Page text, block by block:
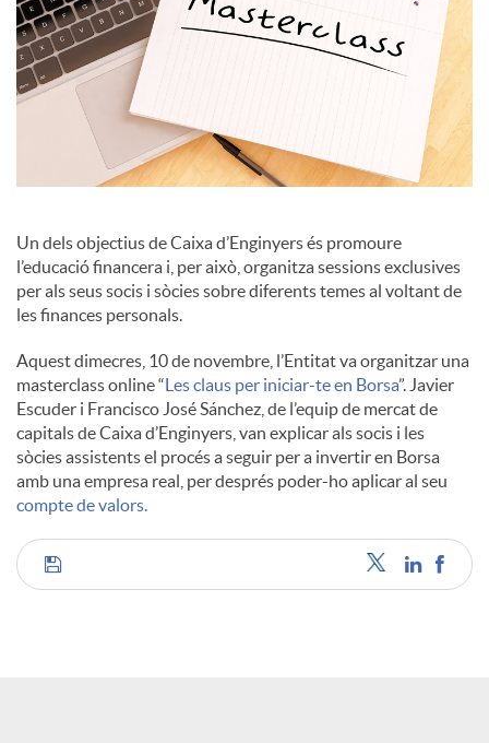
c
i
a
l
s
Un dels objectius de Caixa d’Enginyers és promoure
l’educació financera i, per això, organitza sessions exclusives
per als seus socis i sòcies sobre diferents temes al voltant de
les finances personals.
Aquest dimecres, 10 de novembre, l’Entitat va organitzar una
masterclass online “Les claus per iniciar-te en Borsa”. Javier
Escuder i Francisco José Sánchez, de l’equip de mercat de
capitals de Caixa d’Enginyers, van explicar als socis i les
sòcies assistents el procés a seguir per a invertir en Borsa
amb una empresa real, per després poder-ho aplicar al seu
compte de valors.
C